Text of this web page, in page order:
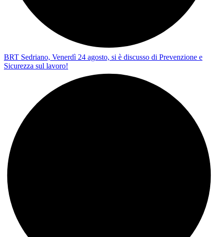
BRT Sedriano, Venerdì 24 agosto, si è discusso di Prevenzione e
Sicurezza sul lavoro!